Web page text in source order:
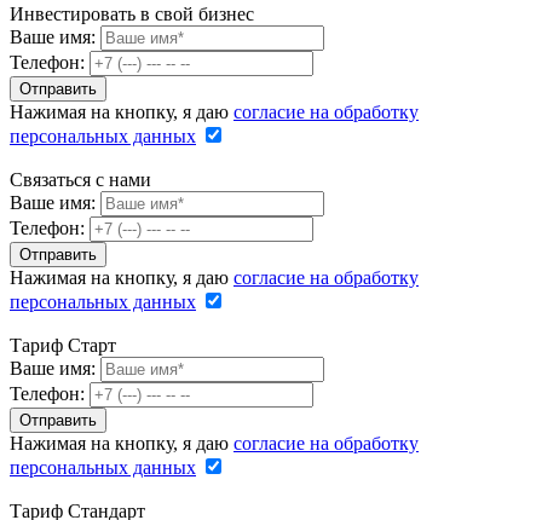
Инвестировать в свой бизнес
Ваше имя:
Телефон:
Нажимая на кнопку, я даю согласие на обработку
персональных данных
Связаться с нами
Ваше имя:
Телефон:
Нажимая на кнопку, я даю согласие на обработку
персональных данных
Тариф Старт
Ваше имя:
Телефон:
Нажимая на кнопку, я даю согласие на обработку
персональных данных
Тариф Стандарт